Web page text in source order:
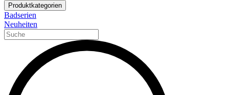
Produktkategorien
Badserien
Neuheiten